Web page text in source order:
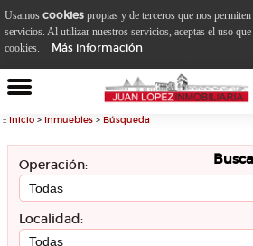
:: Inicio > Inmuebles > Búsqueda
Operación:
Localidad:
Usamos cookies propias y de terceros que nos
servicios. Al utilizar nuestros servicios, aceptas el uso que
cookies.
Más información